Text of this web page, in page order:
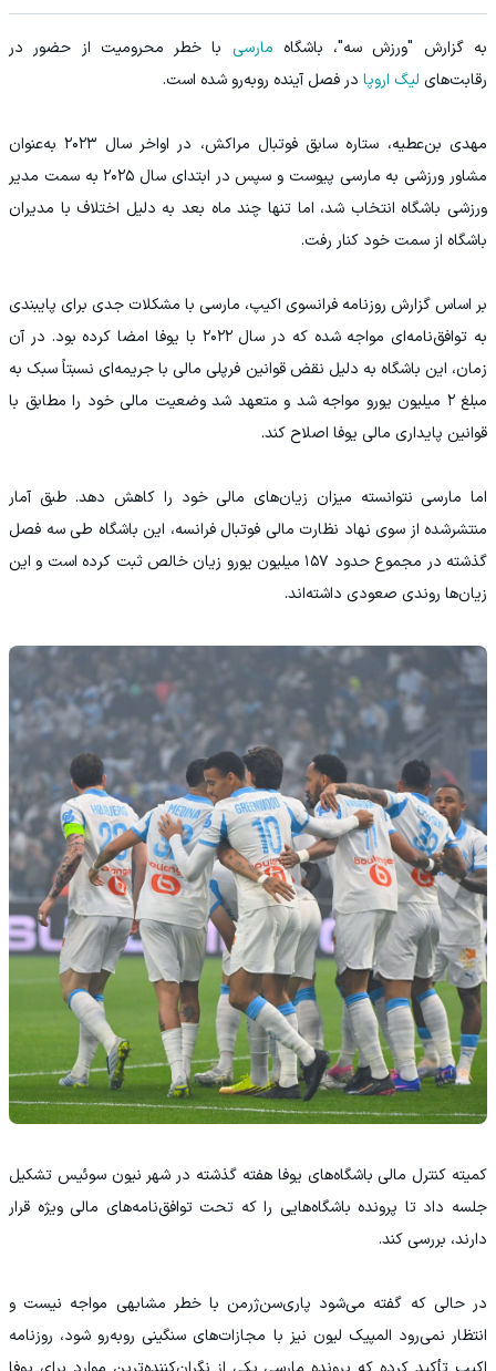
به گزارش "ورزش سه"، باشگاه مارسی با خطر محرومیت از حضور در
رقابت‌های لیگ اروپا در فصل آینده روبه‌رو شده است.
مهدی بن‌عطیه، ستاره سابق فوتبال مراکش، در اواخر سال ۲۰۲۳ به‌عنوان
مشاور ورزشی به مارسی پیوست و سپس در ابتدای سال ۲۰۲۵ به سمت مدیر
ورزشی باشگاه انتخاب شد، اما تنها چند ماه بعد به دلیل اختلاف با مدیران
باشگاه از سمت خود کنار رفت.
بر اساس گزارش روزنامه فرانسوی اکیپ، مارسی با مشکلات جدی برای پایبندی
به توافق‌نامه‌ای مواجه شده که در سال ۲۰۲۲ با یوفا امضا کرده بود. در آن
زمان، این باشگاه به دلیل نقض قوانین فرپلی مالی با جریمه‌ای نسبتاً سبک به
مبلغ ۲ میلیون یورو مواجه شد و متعهد شد وضعیت مالی خود را مطابق با
قوانین پایداری مالی یوفا اصلاح کند.
اما مارسی نتوانسته میزان زیان‌های مالی خود را کاهش دهد. طبق آمار
منتشرشده از سوی نهاد نظارت مالی فوتبال فرانسه، این باشگاه طی سه فصل
گذشته در مجموع حدود ۱۵۷ میلیون یورو زیان خالص ثبت کرده است و این
زیان‌ها روندی صعودی داشته‌اند.
کمیته کنترل مالی باشگاه‌های یوفا هفته گذشته در شهر نیون سوئیس تشکیل
جلسه داد تا پرونده باشگاه‌هایی را که تحت توافق‌نامه‌های مالی ویژه قرار
دارند، بررسی کند.
در حالی که گفته می‌شود پاری‌سن‌ژرمن با خطر مشابهی مواجه نیست و
انتظار نمی‌رود المپیک لیون نیز با مجازات‌های سنگینی روبه‌رو شود، روزنامه